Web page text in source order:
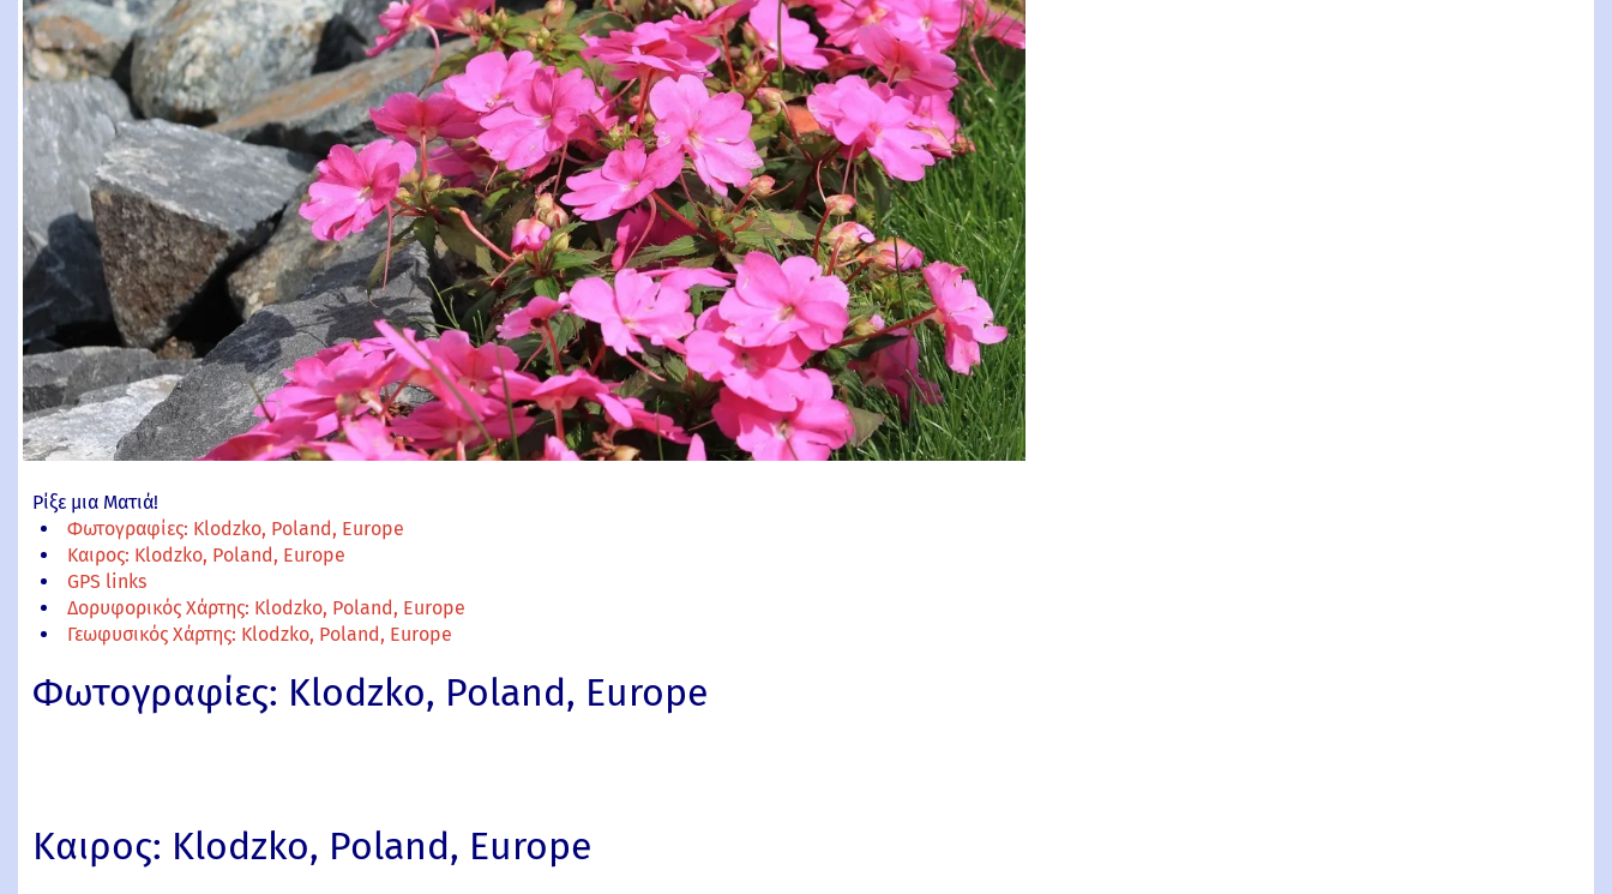
Ρίξε μια Ματιά!
Φωτογραφίες: Klodzko, Poland, Europe
Καιρος: Klodzko, Poland, Europe
GPS links
Δορυφορικός Χάρτης: Klodzko, Poland, Europe
Γεωφυσικός Χάρτης: Klodzko, Poland, Europe
Φωτογραφίες: Klodzko, Poland, Europe
Καιρος: Klodzko, Poland, Europe